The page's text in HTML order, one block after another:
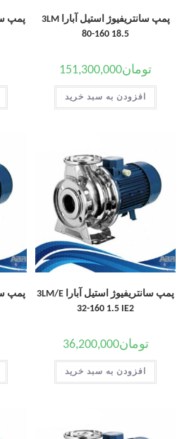
پمپ سانتریفیوژ استیل آبارا 3LM
80-160 18.5
تومان151,300,000
افزودن به سبد خرید
پمپ سانتریفیوژ استیل آبارا 3LM/E
32-160 1.5 IE2
تومان36,200,000
افزودن به سبد خرید